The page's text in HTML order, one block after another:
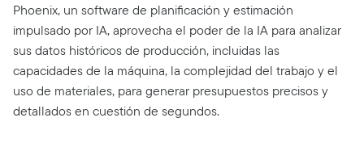
Phoenix, un software de planificación y estimación
impulsado por IA, aprovecha el poder de la IA para analizar
sus datos históricos de producción, incluidas las
capacidades de la máquina, la complejidad del trabajo y el
uso de materiales, para generar presupuestos precisos y
detallados en cuestión de segundos.